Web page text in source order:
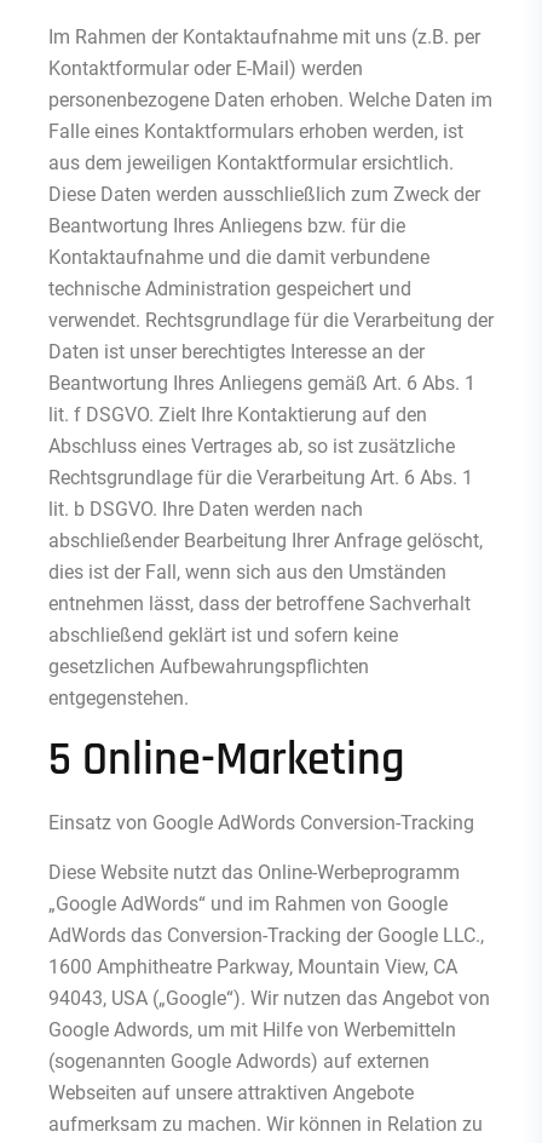
Im Rahmen der Kontaktaufnahme mit uns (z.B. per
Kontaktformular oder E-Mail) werden
personenbezogene Daten erhoben. Welche Daten im
Falle eines Kontaktformulars erhoben werden, ist
aus dem jeweiligen Kontaktformular ersichtlich.
Diese Daten werden ausschließlich zum Zweck der
Beantwortung Ihres Anliegens bzw. für die
Kontaktaufnahme und die damit verbundene
technische Administration gespeichert und
verwendet. Rechtsgrundlage für die Verarbeitung der
Daten ist unser berechtigtes Interesse an der
Beantwortung Ihres Anliegens gemäß Art. 6 Abs. 1
lit. f DSGVO. Zielt Ihre Kontaktierung auf den
Abschluss eines Vertrages ab, so ist zusätzliche
Rechtsgrundlage für die Verarbeitung Art. 6 Abs. 1
lit. b DSGVO. Ihre Daten werden nach
abschließender Bearbeitung Ihrer Anfrage gelöscht,
dies ist der Fall, wenn sich aus den Umständen
entnehmen lässt, dass der betroffene Sachverhalt
abschließend geklärt ist und sofern keine
gesetzlichen Aufbewahrungspflichten
entgegenstehen.
5 Online-Marketing
Einsatz von Google AdWords Conversion-Tracking
Diese Website nutzt das Online-Werbeprogramm
„Google AdWords“ und im Rahmen von Google
AdWords das Conversion-Tracking der Google LLC.,
1600 Amphitheatre Parkway, Mountain View, CA
94043, USA („Google“). Wir nutzen das Angebot von
Google Adwords, um mit Hilfe von Werbemitteln
(sogenannten Google Adwords) auf externen
Webseiten auf unsere attraktiven Angebote
aufmerksam zu machen. Wir können in Relation zu